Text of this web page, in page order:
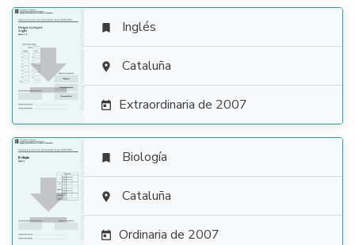

 Inglés
 Cataluña
 Extraordinaria de 2007

 Biología
 Cataluña
 Ordinaria de 2007